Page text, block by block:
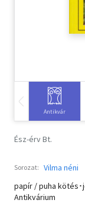
Vallás
Antikvár
Ész-érv Bt.
Sorozat: Vilma néni
papír / puha kötés
Antikvárium